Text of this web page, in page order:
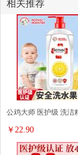
相关推荐
公鸡大师 医护级 洗洁
￥22.90